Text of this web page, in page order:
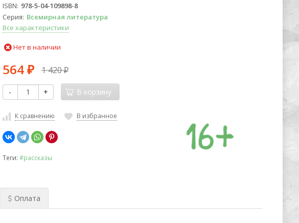
ISBN 978-5-04-109898-8
Серия Всемирная литература
Все характеристики
Нет в наличии
564 ₽ 1 420₽
- + В корзину
К сравнению В избранное
Теги: #рассказы
Оплата